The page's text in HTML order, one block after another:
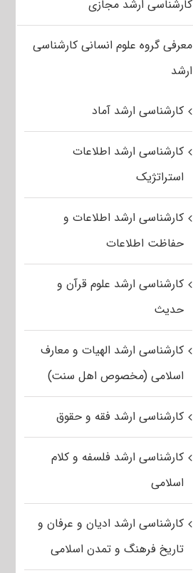
کارشناسی ارشد مجازی
معرفی گروه علوم انسانی کارشناسی
ارشد
کارشناسی ارشد آماد
کارشناسی ارشد اطلاعات
استراتژیک
کارشناسی ارشد اطلاعات و
حفاظت اطلاعات
کارشناسی ارشد علوم قرآن و
حدیث
کارشناسی ارشد الهیات و معارف
اسلامی (مخصوص اهل سنت)
کارشناسی ارشد فقه و حقوق
کارشناسی ارشد فلسفه و کلام
اسلامی
کارشناسی ارشد ادیان و عرفان و
تاریخ فرهنگ و تمدن اسلامی